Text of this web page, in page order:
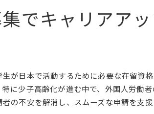
可能性
理由
でキャリアア
が日本で活動するために必要な在留資
に少子高齢化が進む中で、外国人労働
の不安を解消し、スムーズな申請を支